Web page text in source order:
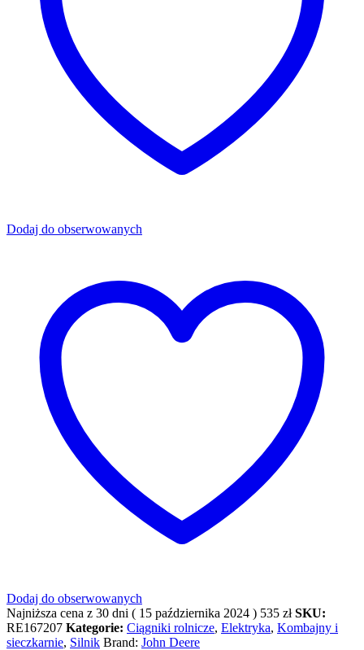
Dodaj do obserwowanych
Dodaj do obserwowanych
Najniższa cena z 30 dni ( 15 października 2024 ) 535 zł SKU:
RE167207 Kategorie: Ciągniki rolnicze, Elektryka, Kombajny i
sieczkarnie, Silnik Brand: John Deere